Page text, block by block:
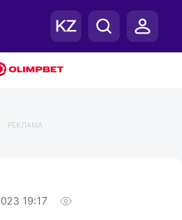
РЕКЛАМА
19:17